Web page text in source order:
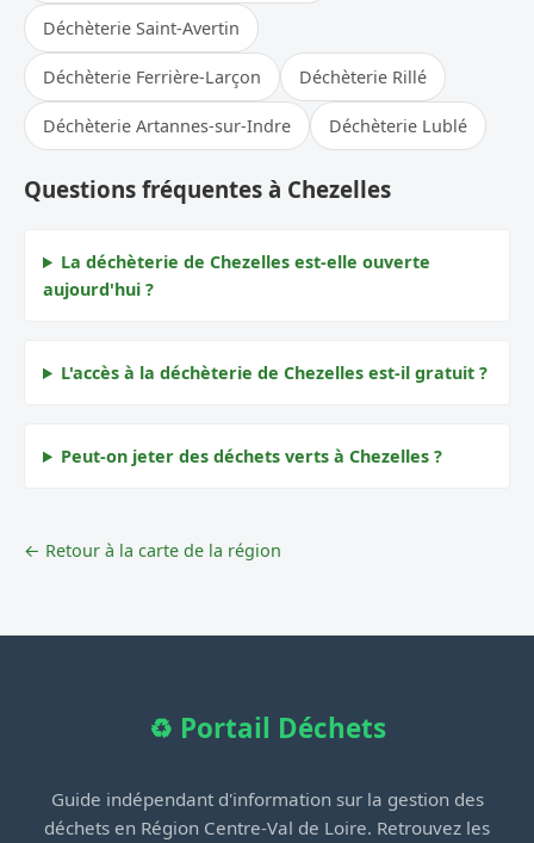
Déchèterie Saint-Avertin
Déchèterie Ferrière-Larçon Déchèterie Rillé
Déchèterie Artannes-sur-Indre Déchèterie Lublé
Questions fréquentes à Chezelles
La déchèterie de Chezelles est-elle ouverte
aujourd'hui ?
L'accès à la déchèterie de Chezelles est-il gratuit ?
Peut-on jeter des déchets verts à Chezelles ?
← Retour à la carte de la région
♻️ Portail Déchets
Guide indépendant d'information sur la gestion des
déchets en Région Centre-Val de Loire. Retrouvez les